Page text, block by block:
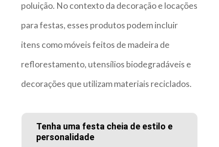
poluição. No contexto da decoração e locações
para festas, esses produtos podem incluir
itens como móveis feitos de madeira de
reflorestamento, utensílios biodegradáveis e
decorações que utilizam materiais reciclados.
Tenha uma festa cheia de estilo e
personalidade